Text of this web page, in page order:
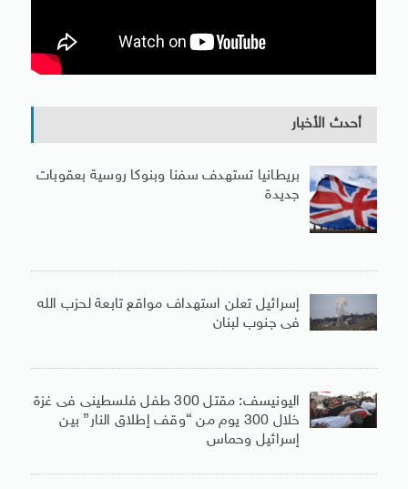
أحدث الأخبار
بريطانيا تستهدف سفنا وبنوكا روسية بعقوبات
جديدة
إسرائيل تعلن استهداف مواقع تابعة لحزب الله
فى جنوب لبنان
اليونيسف: مقتل 300 طفل فلسطينى فى غزة
خلال 300 يوم من “وقف إطلاق النار” بين
إسرائيل وحماس